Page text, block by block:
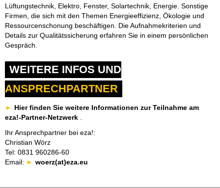
Lüftungstechnik, Elektro, Fenster, Solartechnik, Energie. Sonstige
Firmen, die sich mit den Themen Energieeffizienz, Ökologie und
Ressourcenschonung beschäftigen. Die Aufnahmekriterien und
Details zur Qualitätssicherung erfahren Sie in einem persönlichen
Gespräch.
WEITERE INFOS UND
ANSPRECHPARTNER
Hier finden Sie weitere Informationen zur Teilnahme am
eza!-Partner-Netzwerk
Ihr Ansprechpartner bei eza!:
Christian Wörz
Tel: 0831 960286-60
Email:
woerz(at)eza.eu